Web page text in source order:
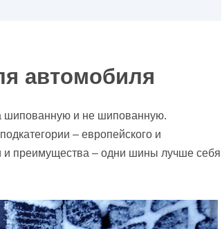
автомобиля
шипованную и не шипованную.
– европейского и
и преимущества – одни шины лучше себя